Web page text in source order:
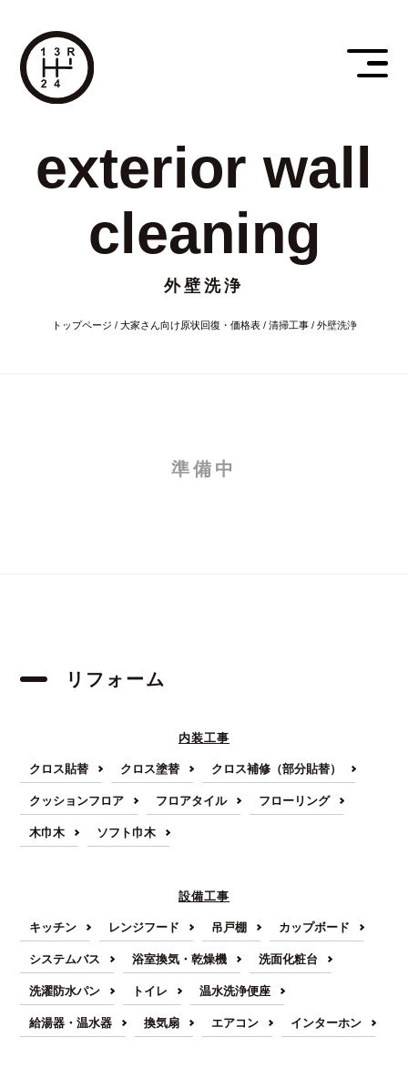
exterior wall
cleaning
外壁洗浄
トップページ / 大家さん向け原状回復・価格表/ 清掃工事/ 外壁洗浄
準備中
リフォーム
内装工事
クロス貼替 クロス塗替 クロス補修（部分貼替）
クッションフロア フロアタイル フローリング
木巾木 ソフト巾木
設備工事
キッチン レンジフード 吊戸棚 カップボード
システムバス 浴室換気・乾燥機 洗面化粧台
洗濯防水パン トイレ 温水洗浄便座
給湯器・温水器 換気扇 エアコン インターホン